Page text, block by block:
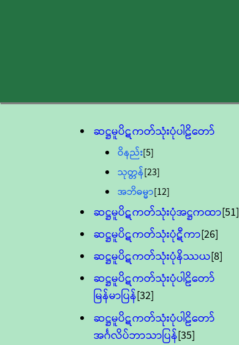
ဆဋ္ဌမူပိဋကတ်သုံးပုံပါဠိတော်
ဝိနည်း[5]
သုတ္တန်[23]
အဘိဓမ္မာ[12]
ဆဋ္ဌမူပိဋကတ်သုံးပုံအဋ္ဌကထာ[51]
ဆဋ္ဌမူပိဋကတ်သုံးပုံဋီကာ[26]
ဆဋ္ဌမူပိဋကတ်သုံးပုံနိဿယ[8]
ဆဋ္ဌမူပိဋကတ်သုံးပုံပါဠိတော်
မြန်မာပြန်[32]
ဆဋ္ဌမူပိဋကတ်သုံးပုံပါဠိတော်
အင်္ဂလိပ်ဘာသာပြန်[35]